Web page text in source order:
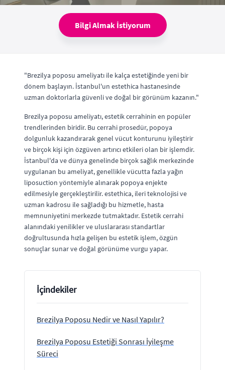
Bilgi Almak İstiyorum
"Brezilya poposu ameliyatı ile kalça estetiğinde yeni bir
dönem başlayın. İstanbul'un estethica hastanesinde
uzman doktorlarla güvenli ve doğal bir görünüm kazanın."
Brezilya poposu ameliyatı, estetik cerrahinin en popüler
trendlerinden biridir. Bu cerrahi prosedür, popoya
dolgunluk kazandırarak genel vücut konturunu iyileştirir
ve birçok kişi için özgüven artırıcı etkileri olan bir işlemdir.
İstanbul'da ve dünya genelinde birçok sağlık merkezinde
uygulanan bu ameliyat, genellikle vücutta fazla yağın
liposuction yöntemiyle alınarak popoya enjekte
edilmesiyle gerçekleştirilir. estethica, ileri teknolojisi ve
uzman kadrosu ile sağladığı bu hizmetle, hasta
memnuniyetini merkezde tutmaktadır. Estetik cerrahi
alanındaki yenilikler ve uluslararası standartlar
doğrultusunda hızla gelişen bu estetik işlem, özgün
sonuçlar sunar ve doğal görünüme vurgu yapar.
İçindekiler
Brezilya Poposu Nedir ve Nasıl Yapılır?
Brezilya Poposu Estetiği Sonrası İyileşme
Süreci